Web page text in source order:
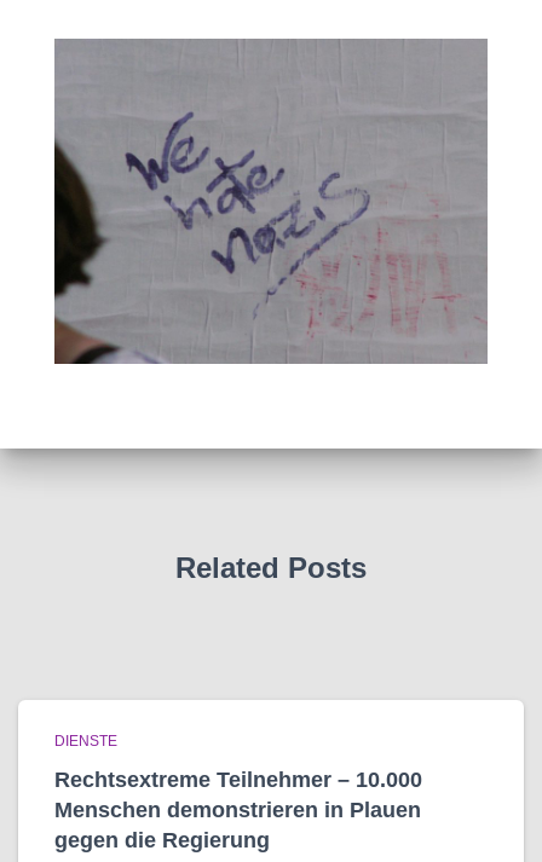
Related Posts
DIENSTE
Rechtsextreme Teilnehmer – 10.000
Menschen demonstrieren in Plauen
gegen die Regierung